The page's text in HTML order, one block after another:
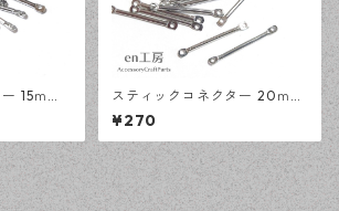
15ｍｍ
本 メタ
【en工
スティックコネクター 20ｍｍ
上下カン シルバー 100本 メタ
ルバー デザインパーツ 【en工
房】
¥270